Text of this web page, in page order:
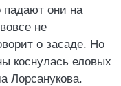
падают они на
не
о засаде. Но
коснулась еловых
Лорсанукова.